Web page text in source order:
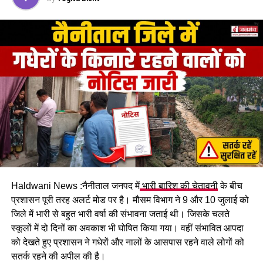
गहरी खाई में जा गिरा। दुर्घटना के बाद मौके पर अफरा-तफरी मच गई और
स्थानीय लोगों ने राहत कार्य शुरू करने के साथ पुलिस को सूचना दी।
हादसे में कार सवार सात लोग घायल
हादसे में गंभीर रूप से घायल चालक और एक पर्यटक को प्राथमिक उपचार
देने के बाद 108 एंबुलेंस की सहायता से हल्द्वानी स्थित सुशीला तिवारी
अस्पताल रेफर किया गया है, जबकि अन्य घायलों का उपचार जारी है।
Haldwani News :नैनीताल जनपद मेंभारी बारिश की चेतावनीके बीच
प्रशासन पूरी तरह अलर्ट मोड पर है। मौसम विभाग ने 9 और 10 जुलाई को
जिले में भारी से बहुत भारी वर्षा की संभावना जताई थी। जिसके चलते
स्कूलों में दो दिनों का अवकाश भी घोषित किया गया। वहीं संभावित आपदा
को देखते हुए प्रशासन ने गधेरों और नालों के आसपास रहने वाले लोगों को
सतर्क रहने की अपील की है।